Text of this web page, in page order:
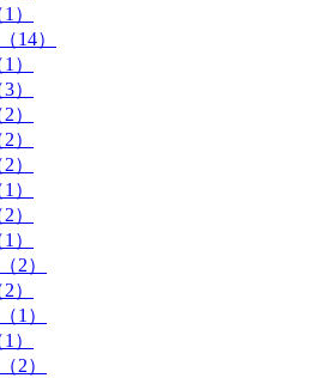
）
14）
）
）
）
）
）
）
）
）
2）
）
1）
）
2）